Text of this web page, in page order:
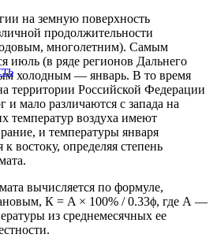
на земную поверхность
продолжительности
многолетним). Самым
июль (в ряде регионов Дальнего
холодным — январь. В то время
территории Российской Федерации
и мало различаются с запада на
температур воздуха имеют
и температуры января
востоку, определяя степень
вычисляется по формуле,
К = A × 100% / 0.33ϕ, где А —
из среднемесячных ее